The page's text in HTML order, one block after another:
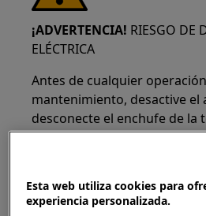
¡ADVERTENCIA! RIESGO DE
ELÉCTRICA
Antes de cualquier
mantenimiento, desactive el
desconecte el enchufe de la
Esta web utiliza cookies para
experiencia personalizada.